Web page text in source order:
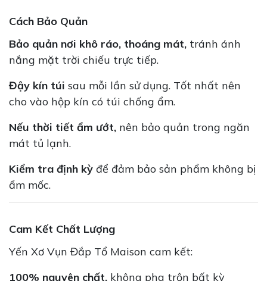
Cách Bảo Quản
Bảo quản nơi khô ráo, thoáng mát, tránh ánh
nắng mặt trời chiếu trực tiếp.
Đậy kín túi sau mỗi lần sử dụng. Tốt nhất nên
cho vào hộp kín có túi chống ẩm.
Nếu thời tiết ẩm ướt, nên bảo quản trong ngăn
mát tủ lạnh.
Kiểm tra định kỳ để đảm bảo sản phẩm không bị
ẩm mốc.
Cam Kết Chất Lượng
Yến Xơ Vụn Đắp Tổ Maison cam kết:
100% nguyên chất, không pha trộn bất kỳ